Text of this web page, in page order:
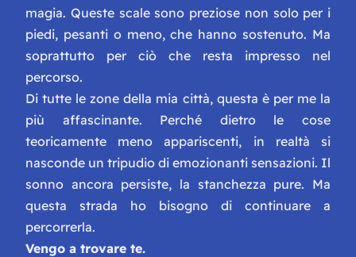
magia. Queste scale sono preziose non solo per i
piedi, pesanti o meno, che hanno sostenuto. Ma
soprattutto per ciò che resta impresso nel
percorso.
Di tutte le zone della mia città, questa è per me la
più affascinante. Perché dietro le cose
teoricamente meno appariscenti, in realtà si
nasconde un tripudio di emozionanti sensazioni. Il
sonno ancora persiste, la stanchezza pure. Ma
questa strada ho bisogno di continuare a
percorrerla.
Vengo a trovare te.